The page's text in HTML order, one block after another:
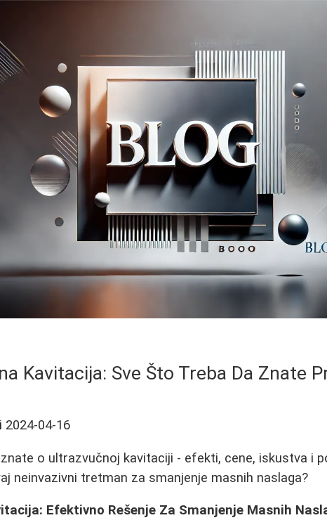
Kavitacija: Sve Što Treba Da Znate
2024-04-16
o ultrazvučnoj kavitaciji - efekti, cene, iskustva i
neinvazivni tretman za smanjenje masnih naslaga?
Efektivno Rešenje Za Smanjenje Masnih